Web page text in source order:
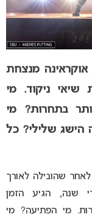
אוקראינה מנצחת
שיאי ניקוד. מי
בתחרות? מי
הישג שלילי? כל
מנצחת בסערה את אירוויזיון 2022 לאחר שהובילה לאורך
שנה, הגיע הזמן
מי הפתיעה? מי